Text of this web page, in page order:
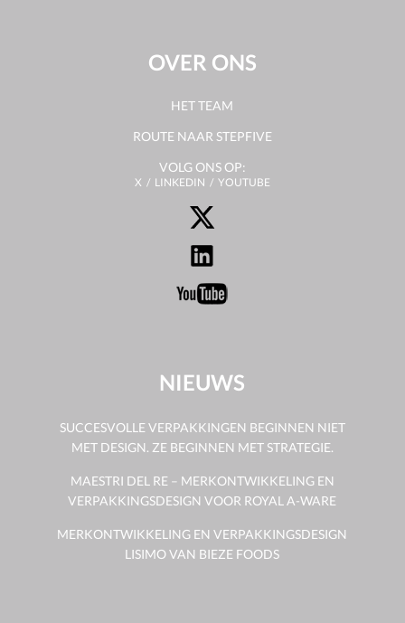
OVER ONS
HET TEAM
ROUTE NAAR STEPFIVE
VOLG ONS OP:
X LINKEDIN YOUTUBE
NIEUWS
SUCCESVOLLE VERPAKKINGEN BEGINNEN NIET
MET DESIGN. ZE BEGINNEN MET STRATEGIE.
MAESTRI DEL RE – MERKONTWIKKELING EN
VERPAKKINGSDESIGN VOOR ROYAL A-WARE
MERKONTWIKKELING EN VERPAKKINGSDESIGN
LISIMO VAN BIEZE FOODS